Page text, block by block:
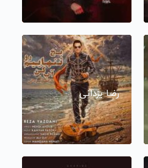
رضا یزدانی